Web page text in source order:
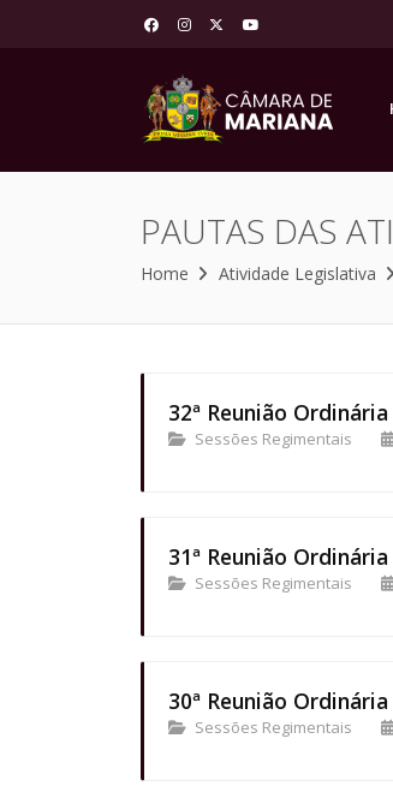
PAUTAS DAS
Home Atividade Legislativa
32ª Reunião
Sessões Regimentais
31ª Reunião
Sessões Regimentais
30ª Reunião
Sessões Regimentais